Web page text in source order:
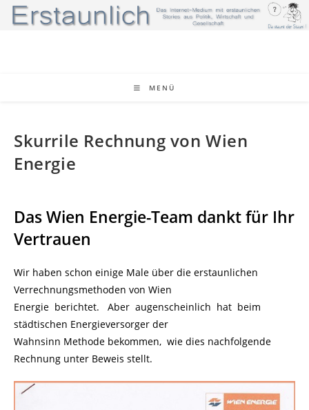
Zum
Inhalt
MENÜ
Skurrile Rechnung von Wien
Energie
Das Wien Energie-Team dankt für Ihr
Vertrauen
Wir haben schon einige Male über die erstaunlichen
Verrechnungsmethoden von Wien
Energie berichtet. Aber augenscheinlich hat beim
städtischen Energieversorger der
Wahnsinn Methode bekommen, wie dies nachfolgende
Rechnung unter Beweis stellt.